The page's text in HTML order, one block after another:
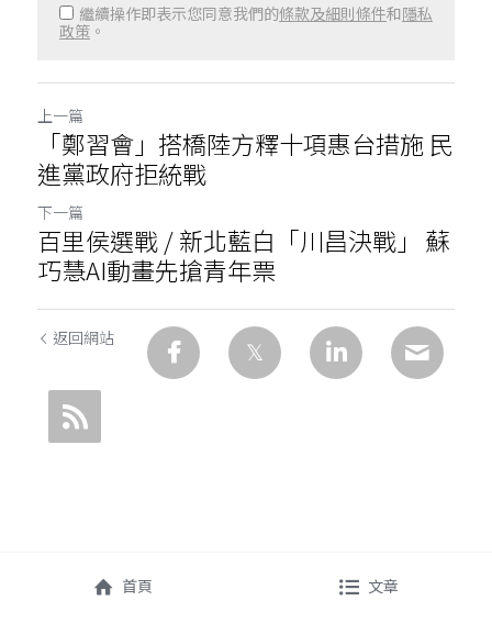
繼續操作即表示您同意我們的條款及細則條件和隱私
政策 。
上一篇
「鄭習會」搭橋陸方釋十項惠台措施 民
進黨政府拒統戰
下一篇
百里侯選戰 / 新北藍白「川昌決戰」 蘇
巧慧AI動畫先搶青年票
返回網站
首頁 文章